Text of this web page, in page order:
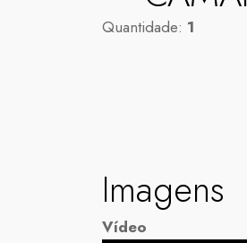
Quantidade: 1
Imagens
Vídeo